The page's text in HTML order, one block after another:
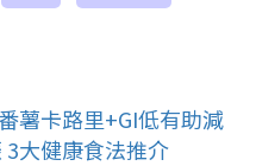
薯卡路里+GI低有助減
大健康食法推介